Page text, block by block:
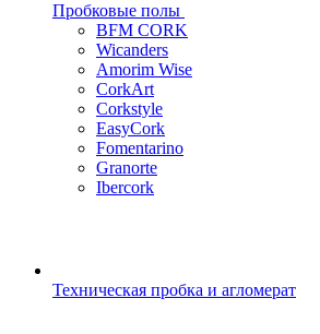
Пробковые полы
BFM CORK
Wicanders
Amorim Wise
CorkArt
Corkstyle
EasyCork
Fomentarino
Granorte
Ibercork
Техническая пробка и агломерат